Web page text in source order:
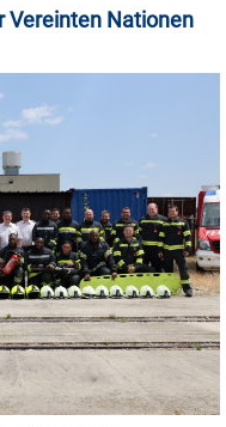
Vereinten Nationen